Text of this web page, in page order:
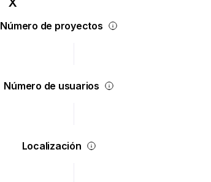
Número de proyectos
Número de usuarios
Localización